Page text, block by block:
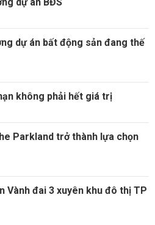
dự án bất động sản đang thế
không phải hết giá trị
Parkland trở thành lựa chọn
Vành đai 3 xuyên khu đô thị TP